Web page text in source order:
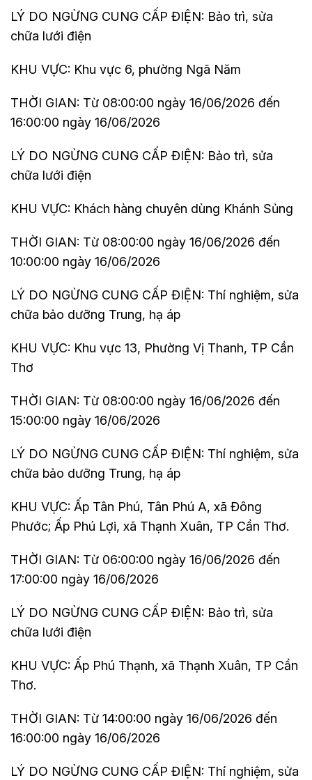
LÝ DO NGỪNG CUNG CẤP ĐIỆN: Bảo trì, sửa
chữa lưới điện
KHU VỰC: Khu vực 6, phường Ngã Năm
THỜI GIAN: Từ 08:00:00 ngày 16/06/2026 đến
16:00:00 ngày 16/06/2026
LÝ DO NGỪNG CUNG CẤP ĐIỆN: Bảo trì, sửa
chữa lưới điện
KHU VỰC: Khách hàng chuyên dùng Khánh Sủng
THỜI GIAN: Từ 08:00:00 ngày 16/06/2026 đến
10:00:00 ngày 16/06/2026
LÝ DO NGỪNG CUNG CẤP ĐIỆN: Thí nghiệm, sửa
chữa bảo dưỡng Trung, hạ áp
KHU VỰC: Khu vực 13, Phường Vị Thanh, TP Cần
Thơ
THỜI GIAN: Từ 08:00:00 ngày 16/06/2026 đến
15:00:00 ngày 16/06/2026
LÝ DO NGỪNG CUNG CẤP ĐIỆN: Thí nghiệm, sửa
chữa bảo dưỡng Trung, hạ áp
KHU VỰC: Ấp Tân Phú, Tân Phú A, xã Đông
Phước; Ấp Phú Lợi, xã Thạnh Xuân, TP Cần Thơ.
THỜI GIAN: Từ 06:00:00 ngày 16/06/2026 đến
17:00:00 ngày 16/06/2026
LÝ DO NGỪNG CUNG CẤP ĐIỆN: Bảo trì, sửa
chữa lưới điện
KHU VỰC: Ấp Phú Thạnh, xã Thạnh Xuân, TP Cần
Thơ.
THỜI GIAN: Từ 14:00:00 ngày 16/06/2026 đến
16:00:00 ngày 16/06/2026
LÝ DO NGỪNG CUNG CẤP ĐIỆN: Thí nghiệm, sửa